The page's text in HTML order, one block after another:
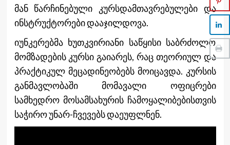
მან წარჩინებული კურსდამთავრებულები და
ინსტრუქტორები დააჯილდოვა.
იუნკერებმა ხუთკვირიანი საწყისი საბრძოლო
მომზადების კურსი გაიარეს, რაც თეორიულ და
პრაქტიკულ მეცადინეობებს მოიცავდა. კურსის
განმავლობაში მომავალი ოფიცრები
სამხედრო მოსამსახურის ჩამოყალიბებისთვის
საჭირო უნარ-ჩვევებს დაეუფლნენ.